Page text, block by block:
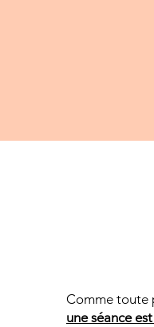
Comme toute
une séance